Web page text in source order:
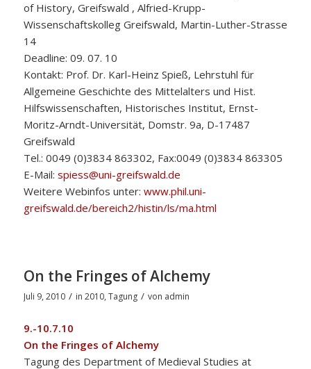
of History, Greifswald , Alfried-Krupp-
Wissenschaftskolleg Greifswald, Martin-Luther-Strasse
14
Deadline: 09. 07. 10
Kontakt: Prof. Dr. Karl-Heinz Spieß, Lehrstuhl für
Allgemeine Geschichte des Mittelalters und Hist.
Hilfswissenschaften, Historisches Institut, Ernst-
Moritz-Arndt-Universität, Domstr. 9a, D-17487
Greifswald
Tel.: 0049 (0)3834 863302, Fax:0049 (0)3834 863305
E-Mail: spiess@uni-greifswald.de
Weitere Webinfos unter: www.phil.uni-
greifswald.de/bereich2/histin/ls/ma.html
On the Fringes of Alchemy
Juli 9, 2010 / in 2010,Tagung / von admin
9.-10.7.10
On the Fringes of Alchemy
Tagung des Department of Medieval Studies at